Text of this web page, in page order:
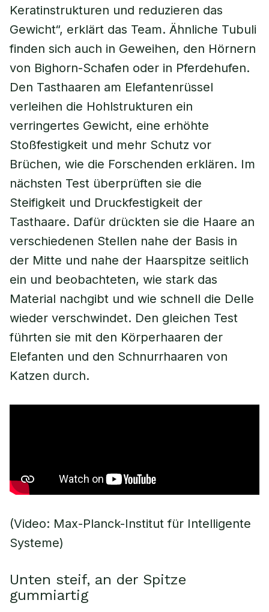
Keratinstrukturen und reduzieren das
Gewicht“, erklärt das Team. Ähnliche Tubuli
finden sich auch in Geweihen, den Hörnern
von Bighorn-Schafen oder in Pferdehufen.
Den Tasthaaren am Elefantenrüssel
verleihen die Hohlstrukturen ein
verringertes Gewicht, eine erhöhte
Stoßfestigkeit und mehr Schutz vor
Brüchen, wie die Forschenden erklären. Im
nächsten Test überprüften sie die
Steifigkeit und Druckfestigkeit der
Tasthaare. Dafür drückten sie die Haare an
verschiedenen Stellen nahe der Basis in
der Mitte und nahe der Haarspitze seitlich
ein und beobachteten, wie stark das
Material nachgibt und wie schnell die Delle
wieder verschwindet. Den gleichen Test
führten sie mit den Körperhaaren der
Elefanten und den Schnurrhaaren von
Katzen durch.
(Video: Max-Planck-Institut für Intelligente
Systeme)
Unten steif, an der Spitze
gummiartig